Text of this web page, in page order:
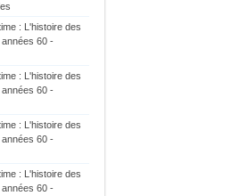
: L'histoire des
60 -
: L'histoire des
60 -
: L'histoire des
60 -
: L'histoire des
60 -